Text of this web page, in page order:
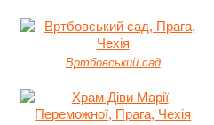
Вртбовський сад